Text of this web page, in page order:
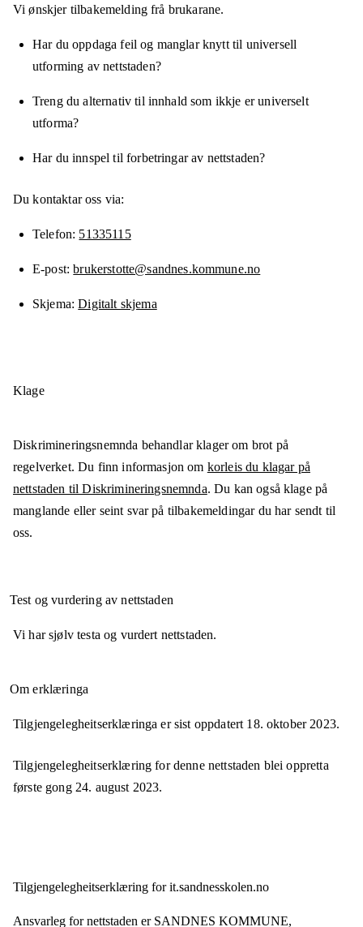
Vi ønskjer tilbakemelding frå brukarane.
Har du oppdaga feil og manglar knytt til universell
utforming av nettstaden?
Treng du alternativ til innhald som ikkje er universelt
utforma?
Har du innspel til forbetringar av nettstaden?
Du kontaktar oss via:
Telefon 51335115
E-post brukerstotte@sandnes.kommune.no
Skjema Digitalt skjema
Klage
Diskrimineringsnemnda behandlar klager om brot på
regelverket. Du finn informasjon om korleis du klagar på
nettstaden til Diskrimineringsnemnda. Du kan også klage på
manglande eller seint svar på tilbakemeldingar du har sendt til
oss.
Test og vurdering av nettstaden
Vi har sjølv testa og vurdert nettstaden.
Om erklæringa
Tilgjengelegheitserklæringa er sist oppdatert 18. oktober 2023.
Tilgjengelegheitserklæring for denne nettstaden blei oppretta
første gong 24. august 2023.
Tilgjengelegheits­erklæring forit.sandnesskolen.no
Ansvarleg for nettstaden er SANDNES KOMMUNE,